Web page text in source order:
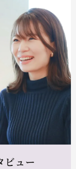
ビュー